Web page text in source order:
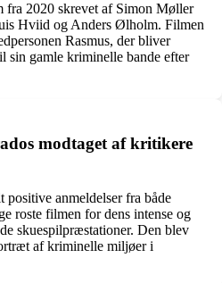
fra 2020 skrevet af Simon Møller
Hviid og Anders Ølholm. Filmen
Rasmus, der bliver
sin gamle kriminelle bande efter
modtaget af kritikere
positive anmeldelser fra både
roste filmen for dens intense og
skuespilpræstationer. Den blev
af kriminelle miljøer i